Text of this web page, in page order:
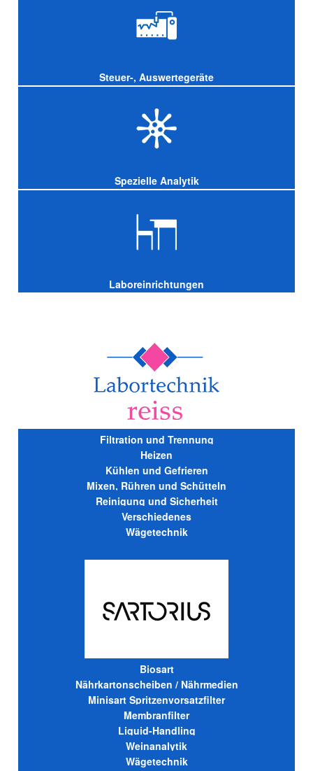
Steuer-, Auswertegeräte
Spezielle Analytik
Laboreinrichtungen
Filtration und Trennung
Heizen
Kühlen und Gefrieren
Mixen, Rühren und Schütteln
Reinigung und Sicherheit
Verschiedenes
Wägetechnik
Biosart
Nährkartonscheiben / Nährmedien
Minisart Spritzenvorsatzfilter
Membranfilter
Liquid-Handling
Weinanalytik
Wägetechnik